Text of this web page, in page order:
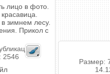
лицо в фото.
зимнем лесу.
Прикол с
2546
Размер: